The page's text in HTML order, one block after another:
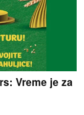
Vreme je za